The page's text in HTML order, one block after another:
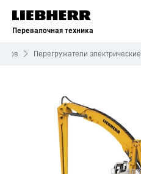
Перевалочная техника
Перегружатели электрические